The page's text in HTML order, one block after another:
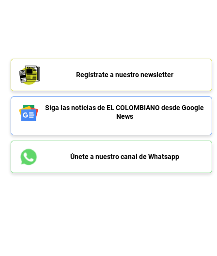
Regístrate a nuestro newsletter
Siga las noticias de EL COLOMBIANO desde Google
News
Únete a nuestro canal de Whatsapp